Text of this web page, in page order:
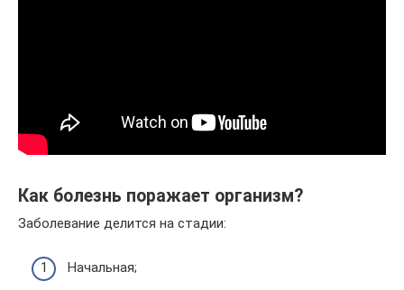
Как болезнь поражает организм?
Заболевание делится на стадии:
Начальная;